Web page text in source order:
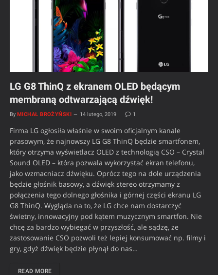
LG G8 ThinQ z ekranem OLED będącym
membraną odtwarzającą dźwięk!
By MICHAŁ BROŻYŃSKI 14 lutego, 2019 1
Firma LG ogłosiła właśnie w swoim oficjalnym kanale
prasowym, że najnowszy LG G8 ThinQ będzie smartfonem,
który otrzyma wyświetlacz OLED z technologią CSO – Crystal
Sound OLED – która pozwala wykorzystać ekran telefonu,
jako wzmacniacz dźwięku. Oprócz tego na dole urządzenia
będzie głośnik basowy, a dźwięk stereo otrzymamy z
połączenia tego dolnego głośnika i górnej części ekranu LG
G8 ThinQ. Wygląda na to, że LG chce nam dostarczyć
świetny, innowacyjny pod kątem muzycznym smartfon. Nie
chcę za bardzo wybiegać w przyszłość, ale sądzę, że
zastosowanie CSO pozwoli też lepiej konsumować np. filmy i
gry, gdyż dźwięk będzie płynął do nas…
READ MORE